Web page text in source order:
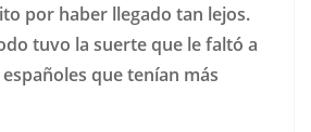
por haber llegado tan lejos.
tuvo la suerte que le faltó a
que tenían más